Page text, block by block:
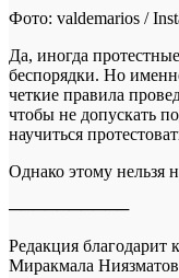
Фото: valdemarios /
Да, иногда
беспорядки. Но
четкие правила
чтобы не допускать
научиться
Однако этому нельзя
──────────
Редакция благодарит
Миракмала